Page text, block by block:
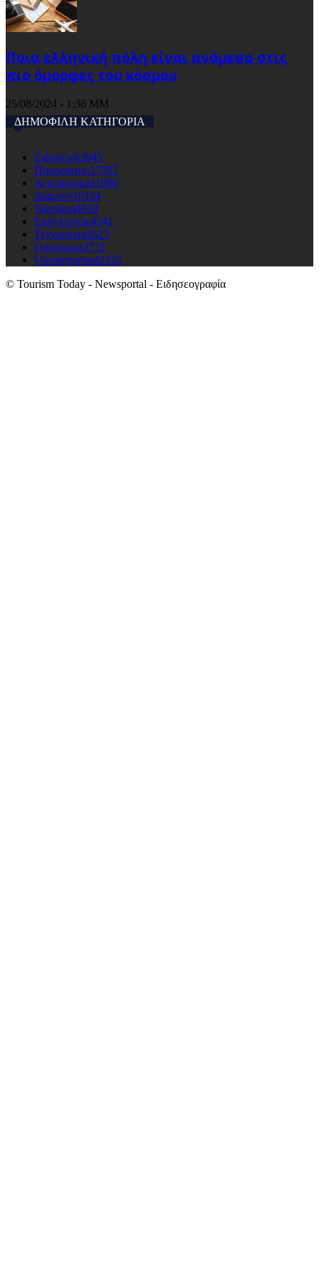
Ποια ελληνική πόλη είναι ανάμεσα στις
πιο όμορφες του κόσμου
25/08/2024 - 1:36 ΜΜ
ΔΗΜΟΦΙΛΗ ΚΑΤΗΓΟΡΙΑ
Ειδησεις63945
Προορισμοι17597
Αεροπορικά11080
Διαμονη10164
Ναυτιλια4818
Εκδηλώσεις4541
Τεχνολογια4523
Οικονομια3772
Uncategorised2555
© Tourism Today - Newsportal - Ειδησεογραφία